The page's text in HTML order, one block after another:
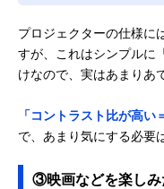
プロジェクターの仕様に
すが、これはシンプルに
けなので、実はあまりあ
「コントラスト比が高
で、あまり気にする必要
③映画などを楽しみ